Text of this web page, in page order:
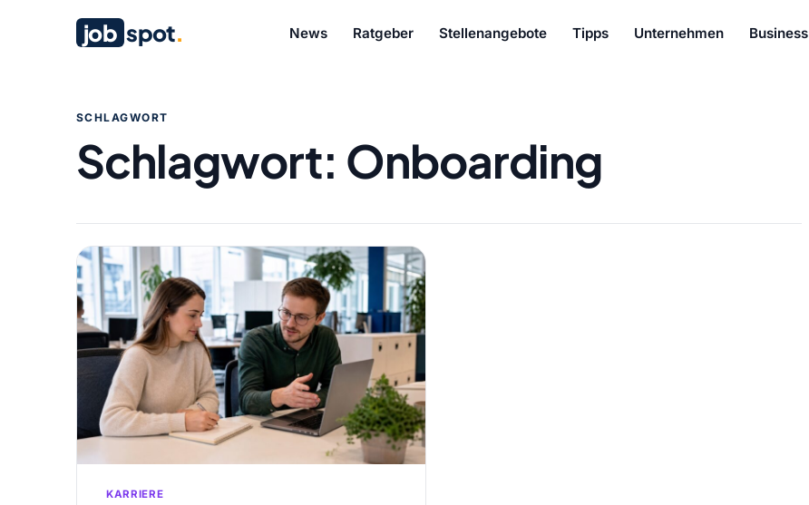
job spot. News Ratgeber Stellenangebote Tipps Unternehmen Business
SCHLAGWORT
Schlagwort: Onboarding
KARRIERE